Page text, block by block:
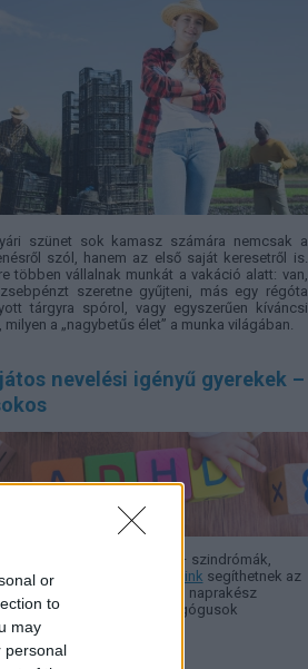
or
to
may
personal
szünet sok kamasz számára nemcsak a
szól, hanem az első saját keresetről is.
többen vállalnak munkát a vakáció alatt: van,
szeretne gyűjteni, más egy régóta
tárgyra spórol, vagy egyszerűen kíváncsi
milyen a „nagybetűs élet” a munka világában.
nevelési igényű gyerekek –
ADHD, autizmus, Asperger – szindró­mák,
nehézségek.
Szakcikkeink segíthetnek az
hogy minél több, naprakész
álljon a szülők, pedagógusok